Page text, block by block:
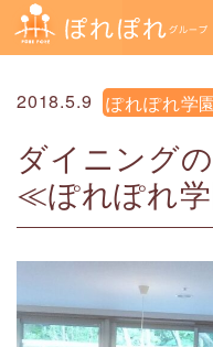
2018.5.9 ぽれぽれ学
ダイニング
≪ぽれぽれ